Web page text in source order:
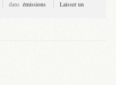
dans émissions
Laisser un